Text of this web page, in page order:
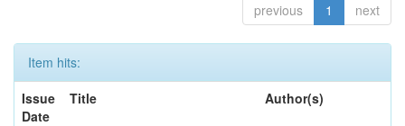
previous 1 next
Item hits:
Issue
Date
Title Author(s)